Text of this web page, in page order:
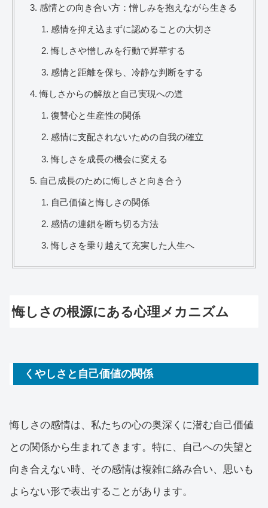
感情との向き合い方：憎しみを抱えながら生きる
感情を抑え込まずに認めることの大切さ
悔しさや憎しみを行動で昇華する
感情と距離を保ち、冷静な判断をする
悔しさからの解放と自己実現への道
復讐心と生産性の関係
感情に支配されないための自我の確立
悔しさを成長の機会に変える
自己成長のために悔しさと向き合う
自己価値と悔しさの関係
感情の連鎖を断ち切る方法
悔しさを乗り越えて充実した人生へ
悔しさの根源にある心理メカニズム
くやしさと自己価値の関係
悔しさの感情は、私たちの心の奥深くに潜む自己価値
との関係から生まれてきます。特に、自己への失望と
向き合えない時、その感情は複雑に絡み合い、思いも
よらない形で表出することがあります。